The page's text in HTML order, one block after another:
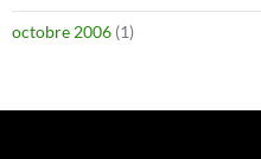
octobre 2006 (1)